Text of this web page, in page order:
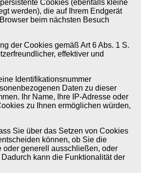
Cookies (ebenfalls kleine
werden), die auf Ihrem Endgerät
beim nächsten Besuch
der Cookies gemäß Art 6 Abs. 1 S.
effektiver und
Identifikationsnummer
Daten zu dieser
Ihr Name, Ihre IP-Adresse oder
zu Ihnen ermöglichen würden,
Sie über das Setzen von Cookies
können, ob Sie die
oder generell ausschließen, oder
kann die Funktionalität der